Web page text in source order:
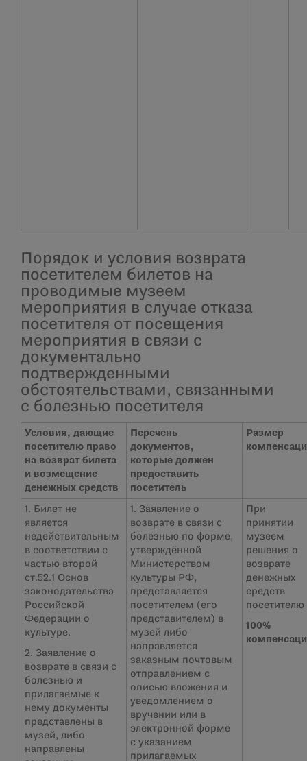
Порядок и условия возврата
посетителем билетов на
проводимые музеем
мероприятия в случае отказа
посетителя от посещения
мероприятия в связи с
документально
подтвержденными
обстоятельствами, связанными
с болезнью посетителя
Условия, дающие
посетителю право
на возврат билета
и возмещение
денежных средств
Перечень
документов,
которые должен
предоставить
посетитель
Размер
1. Билет не
является
недействительным
в соответствии с
частью второй
ст.52.1 Основ
законодательства
Российской
Федерации о
культуре.
2. Заявление о
возврате в связи с
болезнью и
прилагаемые к
нему документы
представлены в
музей, либо
направлены
1. Заявление о
возврате в связи с
болезнью по форме,
утверждённой
Министерством
культуры РФ,
представляется
посетителем (его
представителем) в
музей либо
направляется
заказным почтовым
отправлением с
описью вложения и
уведомлением о
вручении или в
электронной форме
с указанием
прилагаемых
При
принятии
музеем
решения о
возврате
денежных
средств
посетителю
100%